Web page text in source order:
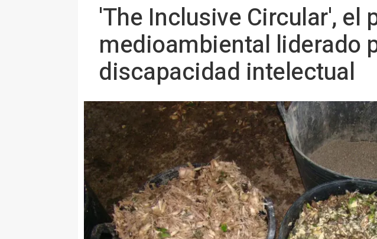
'The Inclusive Circular', el
medioambiental liderado
discapacidad intelectual